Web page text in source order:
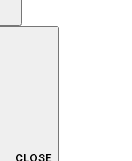
CLOSE